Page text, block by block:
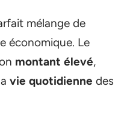
mélange de
économique. Le
montant élevé,
vie quotidienne des